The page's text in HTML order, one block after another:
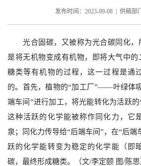
发布时间：2023-09-08 | 供稿部
光合固碳，又被称为光合碳同化，
是将无机物变成有机物，即将大气中的
糖类等有机物的过程，这一过程是通
的。首先，植物的“加工厂”——叶绿体
端车间”进行加工，将光能转化为活跃的
这种活跃的化学能被称作同化力，它
泉；同化力传导给“后端车间”，在“后端
跃的化学能转变为稳定的化学能（即
碳，最终形成糖类。（文/李定颐 图/陈思